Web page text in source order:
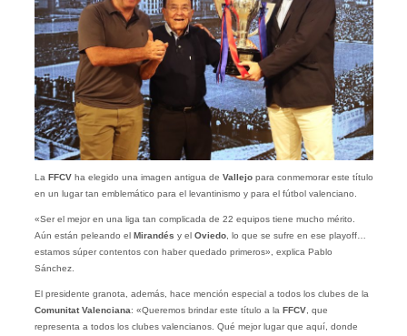
La FFCVha elegido una imagen antigua de Vallejopara conmemorar este título
en un lugar tan emblemático para el levantinismo y para el fútbol valenciano.
«Ser el mejor en una liga tan complicada de 22 equipos tiene mucho mérito.
Aún están peleando el
Mirandés y el Oviedo, lo que se sufre en ese playoff…
estamos súper contentos con haber quedado primeros», explica Pablo
Sánchez.
El presidente granota, además, hace mención especial a todos los clubes de la
Comunitat Valenciana: «Queremos brindar este título a la FFCV, que
representa a todos los clubes valencianos. Qué mejor lugar que aquí, donde